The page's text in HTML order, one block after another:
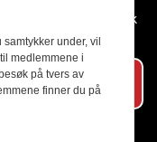
og presseetikken slik
under, vil
medlemmene i
på tvers av
finner du på